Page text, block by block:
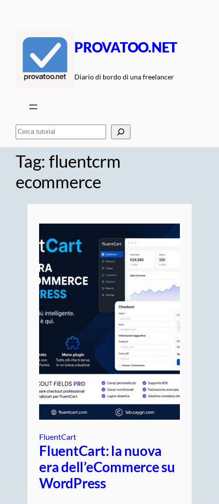
PROVATOO.NET
Diario di bordo di una freelancer
Cerca
Tag: fluentcrm
ecommerce
FluentCart
FluentCart: la nuova
era dell’eCommerce su
WordPress